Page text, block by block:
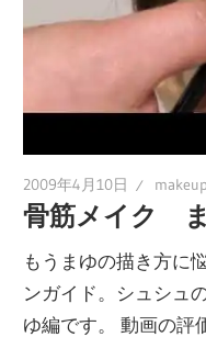
2009年4月10日 makeup
骨筋メイク
もうまゆの描き方に
ンガイド。シュシュ
ゆ編です。 動画の評